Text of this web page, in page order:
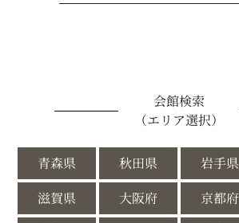
会館検索
（エリア選択）
青森県 秋田県 岩手県
滋賀県
大阪府 京都府